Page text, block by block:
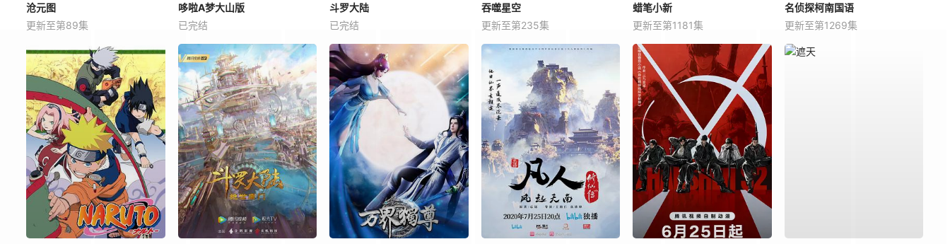
沧元图
更新至第89集
哆啦A梦大山版
已完结
斗罗大陆
已完结
吞噬星空
更新至第235集
蜡笔小新
更新至第1181集
名侦探柯南国语
更新至第1269集